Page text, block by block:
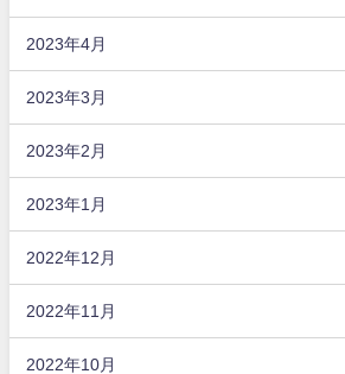
2023年4月
2023年3月
2023年2月
2023年1月
2022年12月
2022年11月
2022年10月